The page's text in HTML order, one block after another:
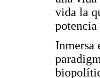
vida la
potencia
Inmersa